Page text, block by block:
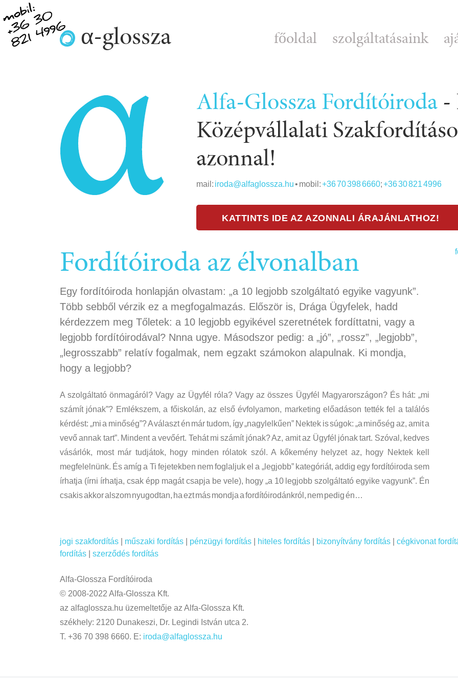
α-glossza főoldal szolgáltatásaink
Alfa-Glossza Fordítóiroda -
Középvállalati
azonnal!
mail: iroda@alfaglossza.hu• mobil:+36 70 398 6660;+36 30 821 4996
KATTINTS IDE AZ AZONNALI ÁRAJÁNLATHOZ!
Fordítóiroda az élvonalban
Egy fordítóiroda honlapján olvastam: „a 10 legjobb szolgáltató egyike vagyunk”.
Több sebből vérzik ez a megfogalmazás. Először is, Drága Ügyfelek, hadd
kérdezzem meg Tőletek: a 10 legjobb egyikével szeretnétek fordíttatni, vagy a
legjobb fordítóirodával? Nnna ugye. Másodszor pedig: a „jó”, „rossz”, „legjobb”,
„legrosszabb” relatív fogalmak, nem egzakt számokon alapulnak. Ki mondja,
hogy a legjobb?
A szolgáltató önmagáról? Vagy az Ügyfél róla? Vagy az összes Ügyfél Magyarországon? És hát: „mi
számít jónak”? Emlékszem, a főiskolán, az első évfolyamon, marketing előadáson tették fel a találós
kérdést: „mi a minőség”? A választ én már tudom, így „nagylelkűen” Nektek is súgok: „a minőség az, amit a
vevő annak tart”. Mindent a vevőért. Tehát mi számít jónak? Az, amit az Ügyfél jónak tart. Szóval, kedves
vásárlók, most már tudjátok, hogy minden rólatok szól. A kőkemény helyzet az, hogy Nektek kell
megfelelnünk. És amíg a Ti fejetekben nem foglaljuk el a „legjobb” kategóriát, addig egy fordítóiroda sem
írhatja (írni írhatja, csak épp magát csapja be vele), hogy „a 10 legjobb szolgáltató egyike vagyunk”. Én
csakis akkor alszom nyugodtan, ha ezt más mondja a fordítóirodánkról, nem pedig én…
jogi szakfordítás műszaki fordítás pénzügyi fordítás hiteles fordítás bizonyítvány fordítás cégkivonat
fordítás
szerződés fordítás
Alfa-Glossza Fordítóiroda
© 2008-2022 Alfa-Glossza Kft.
az alfaglossza.hu üzemeltetője az Alfa-Glossza Kft.
székhely: 2120 Dunakeszi, Dr. Legindi István utca 2.
T. +36 70 398 6660. E: iroda@alfaglossza.hu